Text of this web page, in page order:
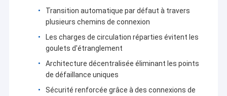
Transition automatique par défaut à travers
plusieurs chemins de connexion
Les charges de circulation réparties évitent les
goulets d'étranglement
Architecture décentralisée éliminant les points
de défaillance uniques
Sécurité renforcée grâce à des connexions de